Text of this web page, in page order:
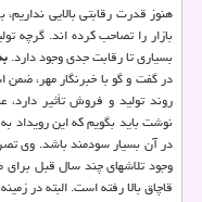
هنوز قدرت رقابتی بالایی
بازار را تصاحب کرده اند. گرچه
بسیاری تا رقابت جدی وجود دارد.
در گفت و گو با خبرنگار مهر، ضمن
روند تولید و فروش تأثیر دارد،
نوشت باید بگویم که این رویداد
در آن بسیار سودمند باشد. وی
وجود تلاشهای چند سال قبل برای
قاچاق بالا رفته است. البته در